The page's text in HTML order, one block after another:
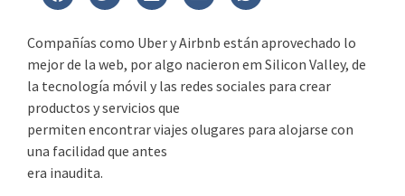
Compañías como Uber y Airbnb están aprovechado lo
mejor de la web, por algo nacieron em Silicon Valley, de
la tecnología móvil y las redes sociales para crear
productos y servicios que
permiten encontrar viajes olugares para alojarse con
una facilidad que antes
era inaudita.